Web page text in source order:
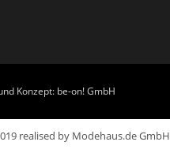
Konzept: be-on! GmbH
realised by Modehaus.de GmbH